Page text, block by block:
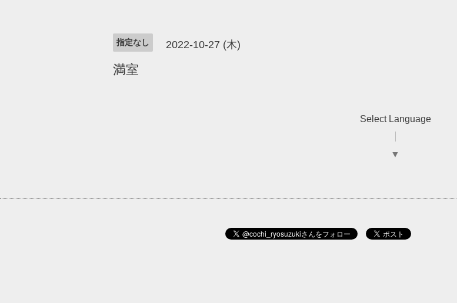
指定なし 2022-10-27 (木)
満室
Select Language
▼